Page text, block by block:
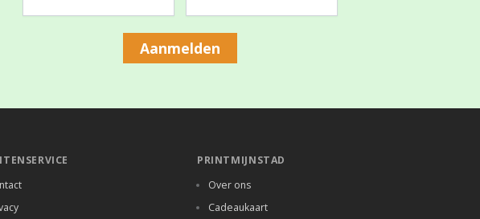
Aanmelden
PRINTMIJNSTAD
Over ons
Cadeaukaart